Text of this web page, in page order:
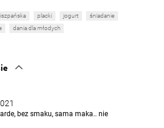
placki jogurt
śniadanie
dania dla młodych
bez smaku, sama maka.. nie